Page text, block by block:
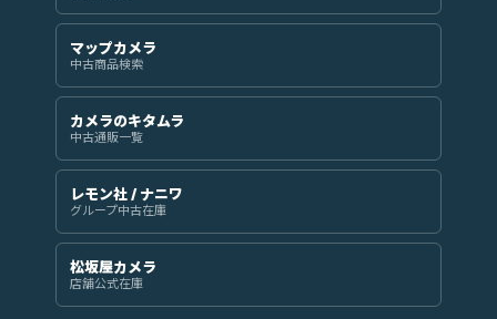
マップカメラ
中古商品検索
カメラのキタムラ
中古通販一覧
レモン社 / ナニワ
グループ中古在庫
松坂屋カメラ
店舗公式在庫